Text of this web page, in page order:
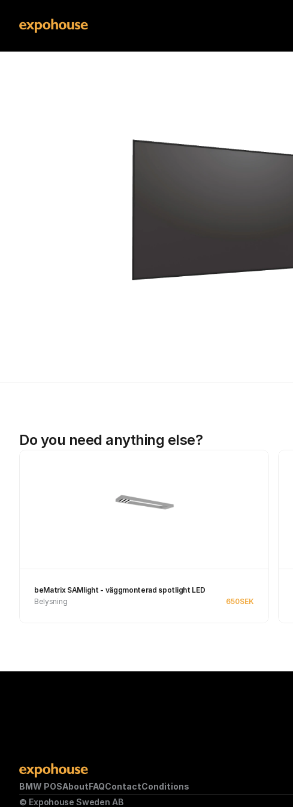
Do you need anything else?
beMatrix SAMlight - väggmonterad spotlight LED
Belysning
650SEK
BMW POSAboutFAQContactConditions
© Expohouse Sweden AB